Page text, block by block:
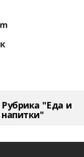
Рубрика "Еда и
напитки"